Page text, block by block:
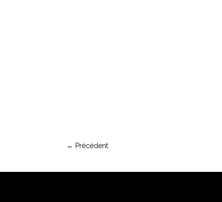
← Précédent